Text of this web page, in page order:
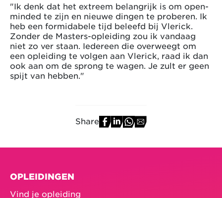
"Ik denk dat het extreem belangrijk is om open-
minded te zijn en nieuwe dingen te proberen. Ik
heb een formidabele tijd beleefd bij Vlerick.
Zonder de Masters-opleiding zou ik vandaag
niet zo ver staan. Iedereen die overweegt om
een opleiding te volgen aan Vlerick, raad ik dan
ook aan om de sprong te wagen. Je zult er geen
spijt van hebben."
Share
OPLEIDINGEN
Vind je opleiding